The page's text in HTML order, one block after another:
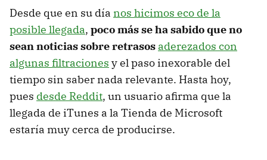
Desde que en su día nos hicimos eco de la
posible llegada, poco más se ha sabido que no
sean noticias sobre retrasos aderezados con
algunas filtraciones y el paso inexorable del
tiempo sin saber nada relevante. Hasta hoy,
pues desde Reddit, un usuario afirma que la
llegada de iTunes a la Tienda de Microsoft
estaría muy cerca de producirse.